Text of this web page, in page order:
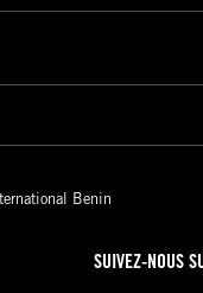
Benin
SUIVEZ-NOUS